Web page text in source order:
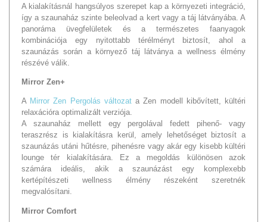
A kialakításnál hangsúlyos szerepet kap a környezeti integráció,
így a szaunaház szinte beleolvad a kert vagy a táj látványába. A
panoráma üvegfelületek és a természetes faanyagok
kombinációja egy nyitottabb térélményt biztosít, ahol a
szaunázás során a környező táj látványa a wellness élmény
részévé válik.
Mirror Zen+
A Mirror Zen Pergolás változata Zen modell kibővített, kültéri
relaxációra optimalizált verziója.
A szaunaház mellett egy pergolával fedett pihenő- vagy
teraszrész is kialakításra kerül, amely lehetőséget biztosít a
szaunázás utáni hűtésre, pihenésre vagy akár egy kisebb kültéri
lounge tér kialakítására. Ez a megoldás különösen azok
számára ideális, akik a szaunázást egy komplexebb
kertépítészeti wellness élmény részeként szeretnék
megvalósítani.
Mirror Comfort